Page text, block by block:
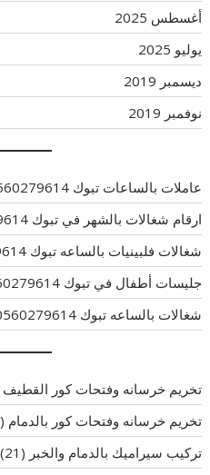
أغسطس 2025
يوليو 2025
ديسمبر 2019
نوفمبر 2019
عاملات بالساعات تبوك 0560279614
ارقام شغالات بالشهر في تبوك 0560279614
شغالات فلبينيات بالساعه تبوك 0560279614
جليسات أطفال في تبوك 0560279614
شغالات بالساعه تبوك 0560279614
تخريم خرسانه وفتحات كور القطيف
تخريم خرسانه وفتحات كور بالدمام (3)
تركيب سيراميك بالدمام والخبر (21)